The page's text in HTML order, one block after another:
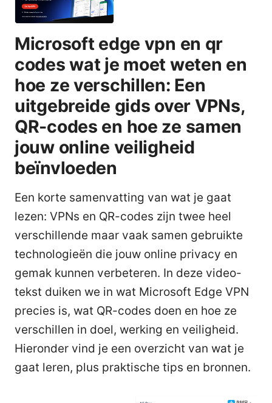
Microsoft edge vpn en qr
codes wat je moet weten en
hoe ze verschillen: Een
uitgebreide gids over VPNs,
QR-codes en hoe ze samen
jouw online veiligheid
beïnvloeden
Een korte samenvatting van wat je gaat
lezen: VPNs en QR-codes zijn twee heel
verschillende maar vaak samen gebruikte
technologieën die jouw online privacy en
gemak kunnen verbeteren. In deze video-
tekst duiken we in wat Microsoft Edge VPN
precies is, wat QR-codes doen en hoe ze
verschillen in doel, werking en veiligheid.
Hieronder vind je een overzicht van wat je
gaat leren, plus praktische tips en bronnen.